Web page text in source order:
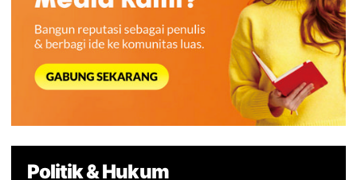
Politik & Hukum